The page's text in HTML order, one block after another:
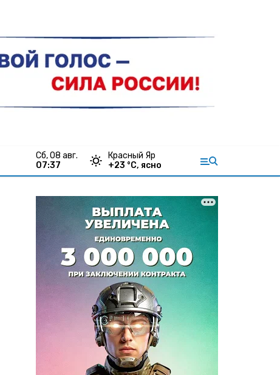
сб, 08 авг.
07:37
Красный Яр
+23 °С, ясно